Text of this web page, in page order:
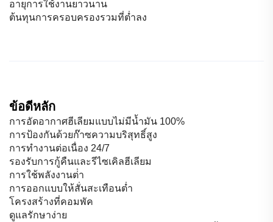
อายุการใช้งานยาวนาน
ต้นทุนการครอบครองรวมที่ต่ำลง
ข้อดีหลัก
การอัดอากาศฮีเลียมแบบไม่มีน้ำมัน 100%
การป้องกันด้วยก๊าซความบริสุทธิ์สูง
การทำงานต่อเนื่อง 24/7
รองรับการกู้คืนและรีไซเคิลฮีเลียม
การใช้พลังงานต่ํา
การออกแบบให้สั่นสะเทือนต่ำ
โครงสร้างที่คอมพัค
ดูแลรักษาง่าย